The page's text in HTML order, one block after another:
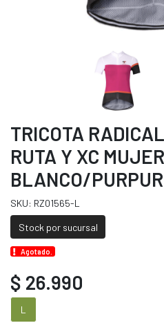
TRICOTA
RUTA Y XC MUJER
BLANCO/
SKU: RZ01565-L
Stock por sucursal
Agotado.
$ 26.990
L